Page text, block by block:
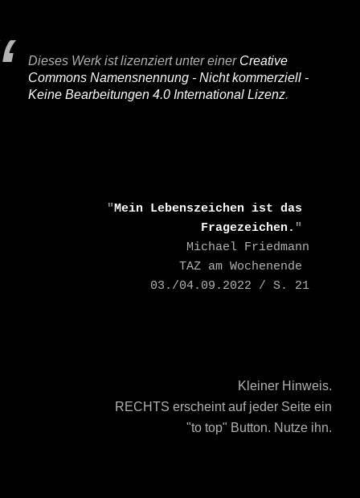
Dieses Werk ist lizenziert unter einer Creative
Commons Namensnennung - Nicht kommerziell -
Keine Bearbeitungen 4.0 International Lizenz.
    "
Mein Lebenszeichen ist das
Fragezeichen. "
03./04.09.2022 / S. 21
Kleiner Hinweis.
RECHTS erscheint auf jeder Seite ein
"to top" Button. Nutze ihn.